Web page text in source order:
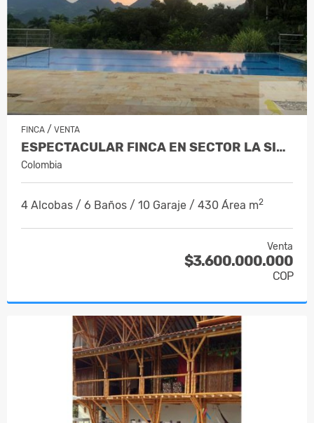
FINCA / VENTA
ESPECTACULAR FINCA EN SECTOR LA SIRIA
Colombia
4 Alcobas / 6 Baños / 10 Garaje / 430 Área m2
Venta
$3.600.000.000
COP